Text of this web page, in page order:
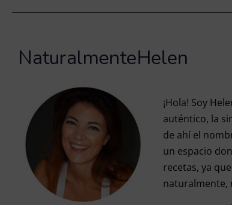
NaturalmenteHelen
¡Hola! Soy
auténtico, la
de ahí el
un espacio
recetas, ya
naturalmente,